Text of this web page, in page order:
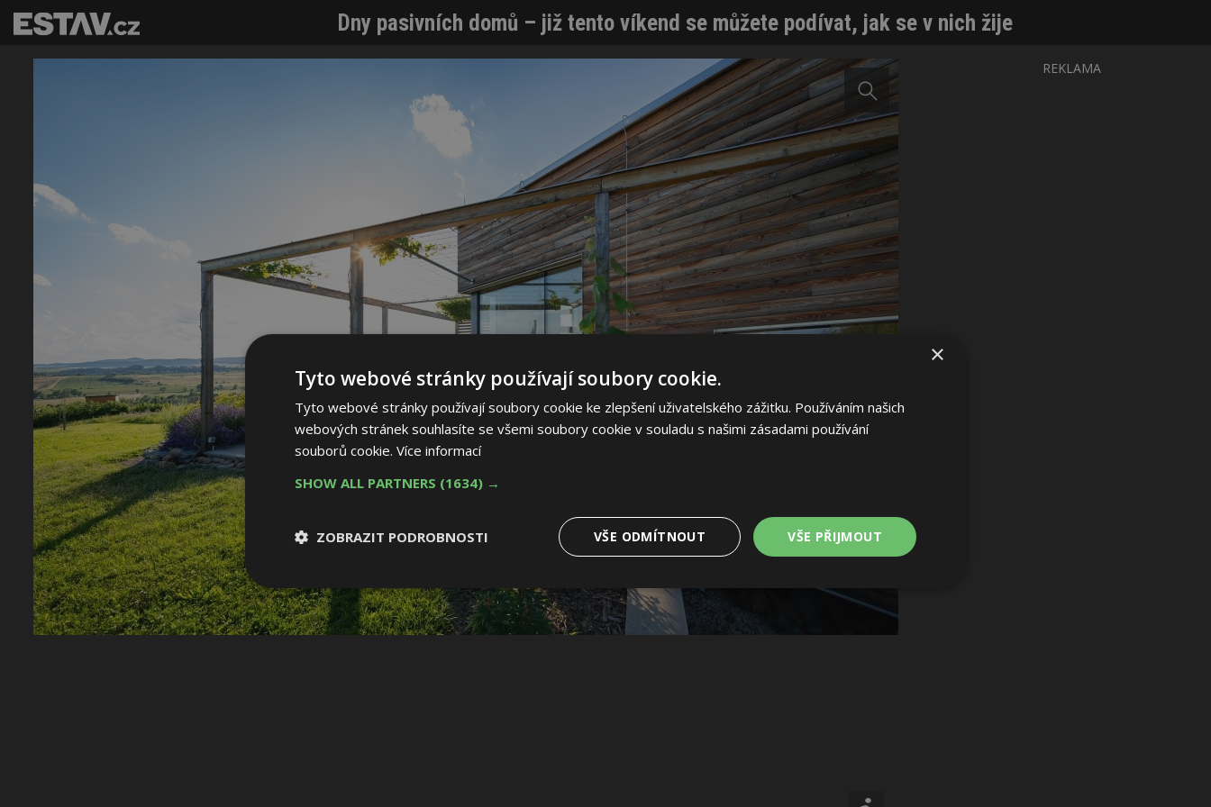
Dny pasivních domů – již tento víkend se můžete podívat, jak se v nich žije
REKLAMA
×
Tyto webové stránky používají soubory cookie.
Tyto webové stránky používají soubory cookie ke zlepšení uživatelského zážitku. Používáním našich
webových stránek souhlasíte se všemi soubory cookie v souladu s našimi zásadami používání
souborů cookie. Více informací
SHOW ALL PARTNERS (1634) →
VŠE PŘIJMOUT
VŠE ODMÍTNOUT
ZOBRAZIT PODROBNOSTI
Nezbytně nutné
soubory
Výkonové
soubory
Soubory cílení Funkční soubory
Nezařazené
soubory